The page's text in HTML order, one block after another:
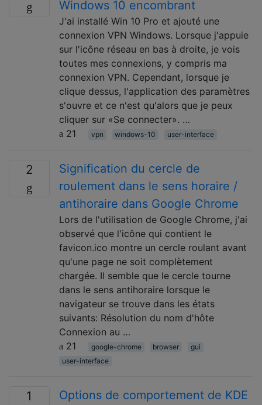
Windows 10 encombrant
J'ai installé Win 10 Pro et ajouté une
connexion VPN Windows. Lorsque j'appuie
sur l'icône réseau en bas à droite, je vois
toutes mes connexions, y compris ma
connexion VPN. Cependant, lorsque je
clique dessus, l'application des paramètres
s'ouvre et ce n'est qu'alors que je peux
cliquer sur «Se connecter». …
21
vpn windows-10 user-interface
2
Signification du cercle de
roulement dans le sens horaire /
antihoraire dans Google Chrome
Lors de l'utilisation de Google Chrome, j'ai
observé que l'icône qui contient le
favicon.ico montre un cercle roulant avant
qu'une page ne soit complètement
chargée. Il semble que le cercle tourne
dans le sens antihoraire lorsque le
navigateur se trouve dans les états
suivants: Résolution du nom d'hôte
Connexion au …
21
google-chrome browser
gui
user-interface
1
Options de comportement de KDE